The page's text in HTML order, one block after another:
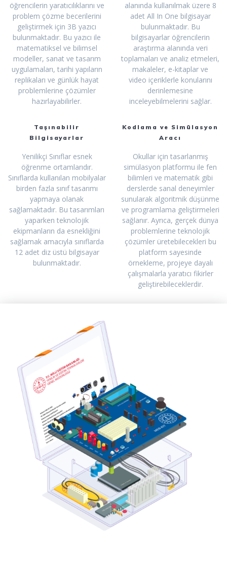
öğrencilerin yaratıcılıklarını ve
problem çözme becerilerini
geliştirmek için 3B yazıcı
bulunmaktadır. Bu yazıcı ile
matematiksel ve bilimsel
modeller, sanat ve tasarım
uygulamaları, tarihi yapıların
replikaları ve günlük hayat
problemlerine çözümler
hazırlayabilirler.
alanında kullanılmak üzere 8
adet All In One bilgisayar
bulunmaktadır. Bu
bilgisayarlar öğrencilerin
araştırma alanında veri
toplamaları ve analiz etmeleri,
makaleler, e-kitaplar ve
video içeriklerle konularını
derinlemesine
inceleyebilmelerini sağlar.
Taşınabilir
Bilgisayarlar
Yenilikçi Sınıflar esnek
öğrenme ortamlarıdır.
Sınıflarda kullanılan mobilyalar
birden fazla sınıf tasarımı
yapmaya olanak
sağlamaktadır. Bu tasarımları
yaparken teknolojik
ekipmanların da esnekliğini
sağlamak amacıyla sınıflarda
12 adet diz üstü bilgisayar
bulunmaktadır.
Kodlama ve Simülasyon
Aracı
Okullar için tasarlanmış
simülasyon platformu ile fen
bilimleri ve matematik gibi
derslerde sanal deneyimler
sunularak algoritmik düşünme
ve programlama geliştirmeleri
sağlanır. Ayrıca, gerçek dünya
problemlerine teknolojik
çözümler üretebilecekleri bu
platform sayesinde
örnekleme, projeye dayalı
çalışmalarla yaratıcı fikirler
geliştirebileceklerdir.